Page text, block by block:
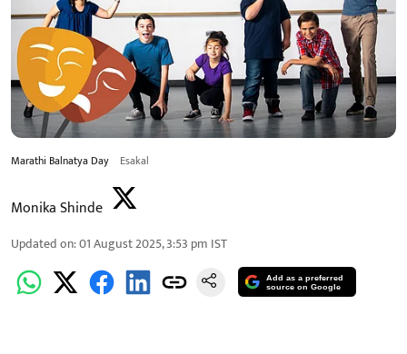
Marathi Balnatya Day Esakal
Monika Shinde
Updated on:01 August 2025, 3:53 pm IST
Add as a preferred
source on Google